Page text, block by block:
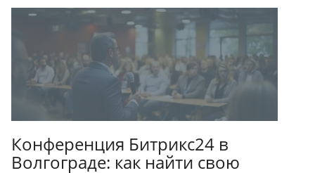
Конференция Битрикс24 в
Волгограде: как найти свою